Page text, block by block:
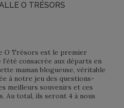
O TRÉSORS
O Trésors est le premier
consacrée aux départs en
maman blogueuse, véritable
à notre jeu des questions-
meilleurs souvenirs et ces
Au total, ils seront 4 à nous